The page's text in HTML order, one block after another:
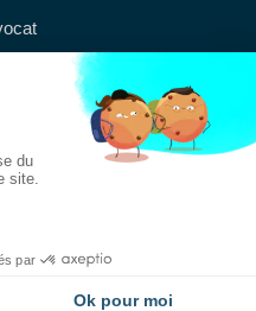
Thabor
téléphone
avocats.fr